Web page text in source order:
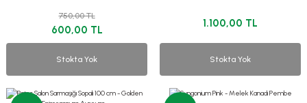
750,00 TL
600,00 TL
Stokta Yok
1.100,00 TL
Stokta Yok